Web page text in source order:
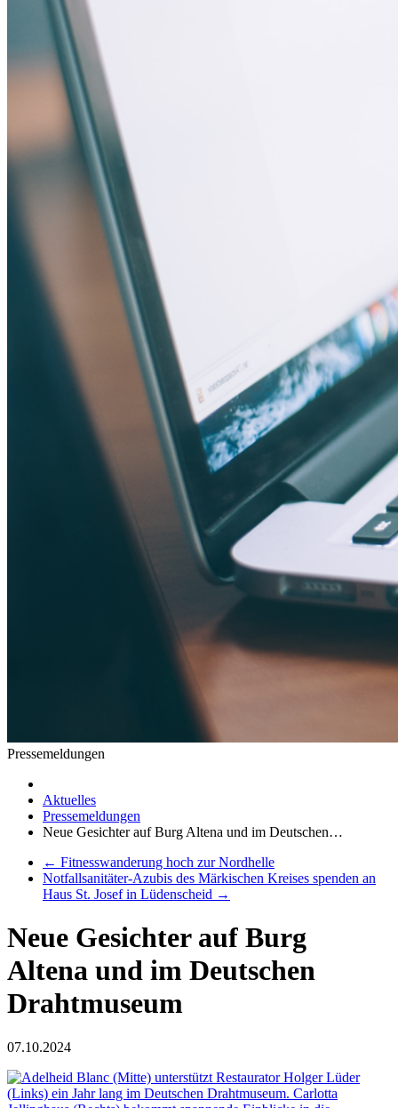
Pressemeldungen
Aktuelles
Pressemeldungen
Neue Gesichter auf Burg Altena und im Deutschen…
← Fitnesswanderung hoch zur Nordhelle
Notfallsanitäter-Azubis des Märkischen Kreises spenden an
Haus St. Josef in Lüdenscheid →
Neue Gesichter auf Burg
Altena und im Deutschen
Drahtmuseum
07.10.2024